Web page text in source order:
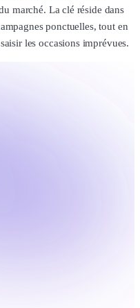
marché. La clé réside dans
ponctuelles, tout en
les occasions imprévues.